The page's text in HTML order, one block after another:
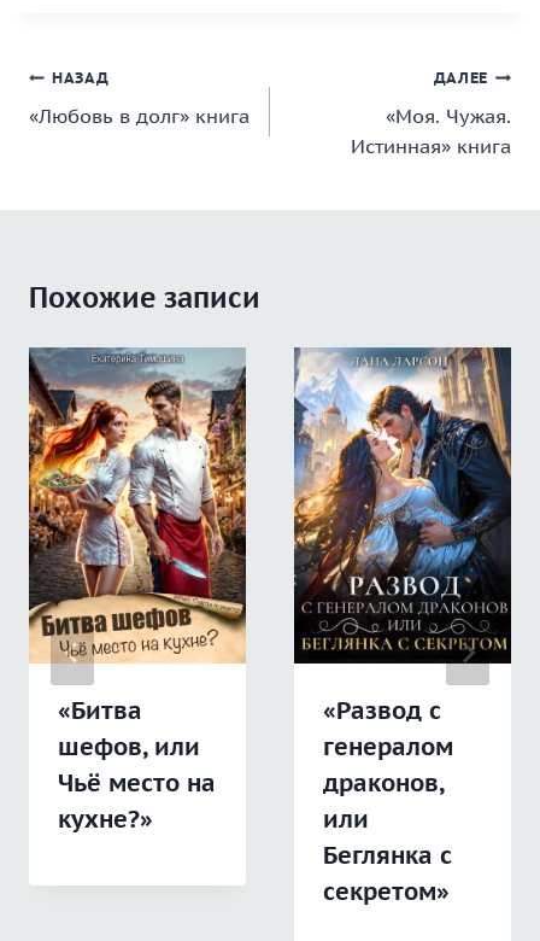
Навигация
по
НАЗАД
«Любовь в долг» книга
ДАЛЕЕ
«Моя. Чужая.
Истинная» книга
Похожие записи
«Битва
шефов, или
Чьё место на
кухне?»
«Развод с
генералом
драконов,
или
Беглянка с
секретом»